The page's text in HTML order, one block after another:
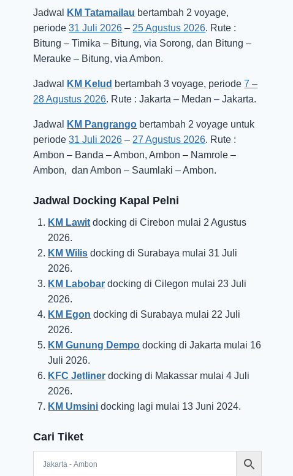
Jadwal KM Tatamailau bertambah 2 voyage,
periode31 Juli 2026 – 25 Agustus 2026. Rute :
Bitung – Timika – Bitung, via Sorong, dan Bitung –
Merauke – Bitung, via Ambon.
Jadwal KM Kelud bertambah 3 voyage, periode7 –
28 Agustus 2026. Rute : Jakarta – Medan – Jakarta.
Jadwal KM Pangrango bertambah 2 voyage untuk
periode31 Juli 2026 – 27 Agustus 2026. Rute :
Ambon – Banda – Ambon, Ambon – Namrole –
Ambon, dan Ambon – Saumlaki – Ambon.
Jadwal Docking Kapal Pelni
KM Lawit docking di Cirebon mulai 2 Agustus
2026.
KM Wilis docking di Surabaya mulai 31 Juli
2026.
KM Labobar docking di Cilegon mulai 23 Juli
2026.
KM Egon docking di Surabaya mulai 22 Juli
2026.
KM Gunung Dempo docking di Jakarta mulai 16
Juli 2026.
KFC Jetliner docking di Makassar mulai 4 Juli
2026.
KM Umsini docking lagi mulai 13 Juni 2024.
Cari Tiket